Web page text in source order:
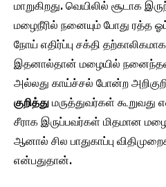
மாறுகிறது. வெயிலில் சூடாக
மழைநீரில் நனையும் போது ரத்த
நோய் எதிர்ப்பு சக்தி
இதனால்தான் மழையில்
அல்லது காய்ச்சல் போன்ற
குறித்து மருத்துவர்கள்
சீராக இருப்பவர்கள் மிதமான
ஆனால் சில பாதுகாப்பு
என்பதுதான்.